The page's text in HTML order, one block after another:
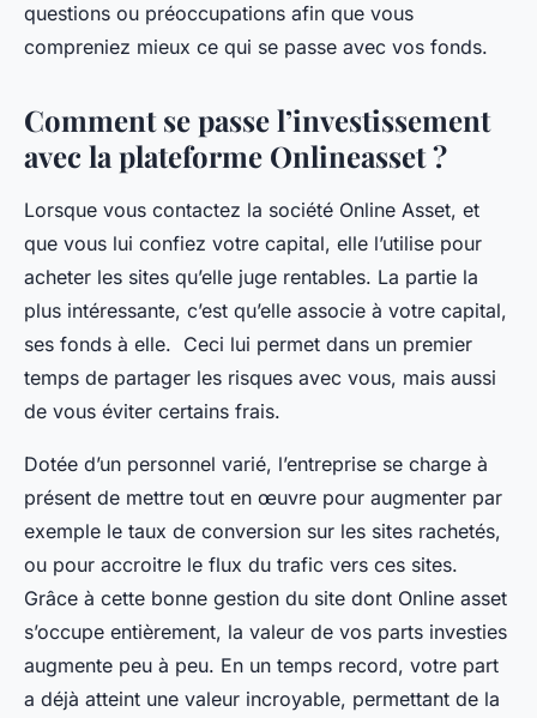
questions ou préoccupations afin que vous
compreniez mieux ce qui se passe avec vos fonds.
Comment se passe l’investissement
avec la plateforme Onlineasset ?
Lorsque vous contactez la société Online Asset, et
que vous lui confiez votre capital, elle l’utilise pour
acheter les sites qu’elle juge rentables. La partie la
plus intéressante, c’est qu’elle associe à votre capital,
ses fonds à elle. Ceci lui permet dans un premier
temps de partager les risques avec vous, mais aussi
de vous éviter certains frais.
Dotée d’un personnel varié, l’entreprise se charge à
présent de mettre tout en œuvre pour augmenter par
exemple le taux de conversion sur les sites rachetés,
ou pour accroitre le flux du trafic vers ces sites.
Grâce à cette bonne gestion du site dont Online asset
s’occupe entièrement, la valeur de vos parts investies
augmente peu à peu. En un temps record, votre part
a déjà atteint une valeur incroyable, permettant de la